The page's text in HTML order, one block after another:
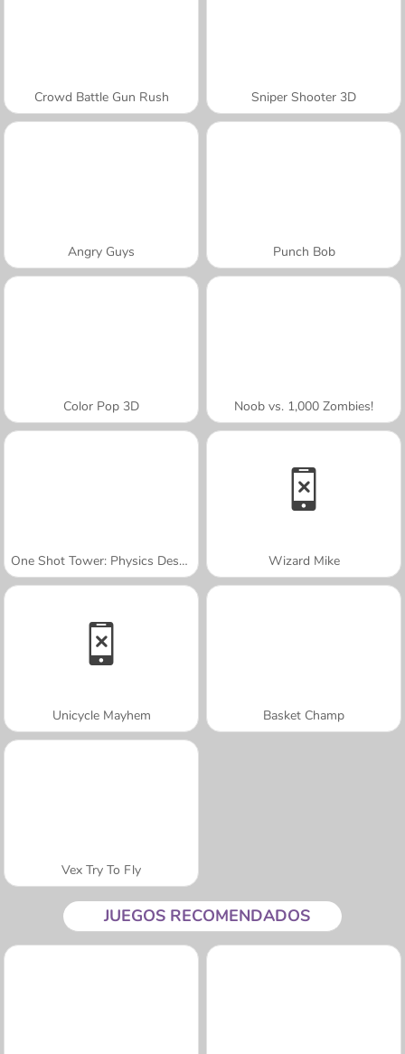
Crowd Battle Gun Rush Sniper Shooter 3D
Angry Guys Punch Bob
Color Pop 3D Noob vs. 1,000 Zombies!
One Shot Tower: Physics Destroyer Wizard Mike
Unicycle Mayhem Basket Champ
Vex Try To Fly
JUEGOS RECOMENDADOS